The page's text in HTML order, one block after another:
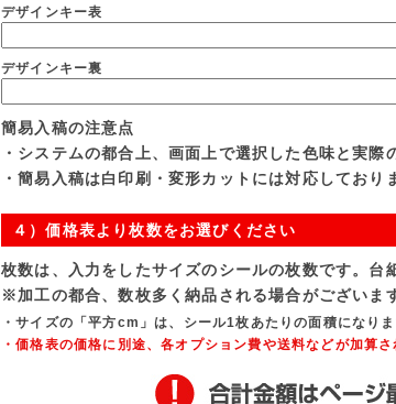
デザインキー表
デザインキー裏
簡易入稿の注意点
・システムの都合上、画面上で選択した色味と実際
・簡易入稿は白印刷・変形カットには対応しており
４）価格表より枚数をお選びください
枚数は、入力をしたサイズのシールの枚数です。台
※加工の都合、数枚多く納品される場合がございま
・サイズの「平方cm」は、シール1枚あたりの面積になり
・価格表の価格に別途、各オプション費や送料などが加算